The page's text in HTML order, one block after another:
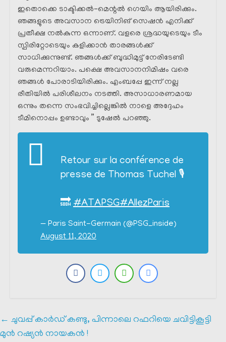
ഇതൊക്കെ ടാക്ടിക്കൽ-മെന്റൽ ഗെയിം ആയിരിക്കും.
ഞങ്ങളുടെ അവസാന ട്രെയിനിങ് സെഷൻ എനിക്ക്
പ്രതീക്ഷ നൽകുന്ന ഒന്നാണ്. വളരെ ശ്രദ്ധയുടെയും ടീം
സ്പിരിറ്റോടെയും കളിക്കാൻ താരങ്ങൾക്ക്
സാധിക്കുന്നുണ്ട്. ഞങ്ങൾക്ക് ബുദ്ധിമുട്ട് നേരിടേണ്ടി
വരുമെന്നറിയാം. പക്ഷെ അവസാനനിമിഷം വരെ
ഞങ്ങൾ പോരാടിയിരിക്കും. എംബപ്പേ ഇന്ന് നല്ല
രീതിയിൽ പരിശീലനം നടത്തി. അസാധാരണമായ
ഒന്നും തന്നെ സംഭവിച്ചില്ലെങ്കിൽ നാളെ അദ്ദേഹം
ടീമിനൊപ്പം ഉണ്ടാവും ” ടുഷേൽ പറഞ്ഞു.
Retour sur la conférence de
presse de Thomas Tuchel 🎙️
🔜 #ATAPSG#AllezParis
— Paris Saint-Germain (@PSG_inside)
August 11, 2020
← ചുവപ്പ് കാർഡ് കണ്ടു, പിന്നാലെ റഫറിയെ ചവിട്ടികൂട്ടി
മുൻ റഷ്യൻ നായകൻ !